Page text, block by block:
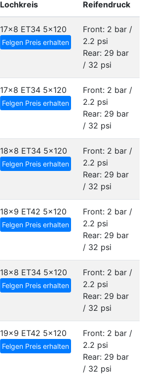
Lochkreis
Reifendruck
17x8 ET34 5x120
Felgen Preis erhalten
Front: 2 bar /
2.2 psi
Rear: 29 bar
/ 32 psi
17x8 ET34 5x120
Felgen Preis erhalten
Front: 2 bar /
2.2 psi
Rear: 29 bar
/ 32 psi
18x8 ET34 5x120
Felgen Preis erhalten
Front: 2 bar /
2.2 psi
Rear: 29 bar
/ 32 psi
18x9 ET42 5x120
Felgen Preis erhalten
Front: 2 bar /
2.2 psi
Rear: 29 bar
/ 32 psi
18x8 ET34 5x120
Felgen Preis erhalten
Front: 2 bar /
2.2 psi
Rear: 29 bar
/ 32 psi
19x9 ET42 5x120
Felgen Preis erhalten
Front: 2 bar /
2.2 psi
Rear: 29 bar
/ 32 psi